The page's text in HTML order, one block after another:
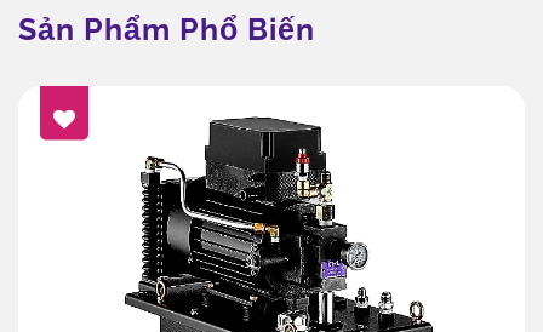
Sản Phẩm Phổ Biến